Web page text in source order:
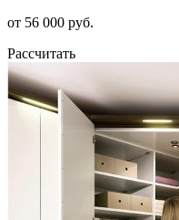
от 56 000 руб.
Рассчитать